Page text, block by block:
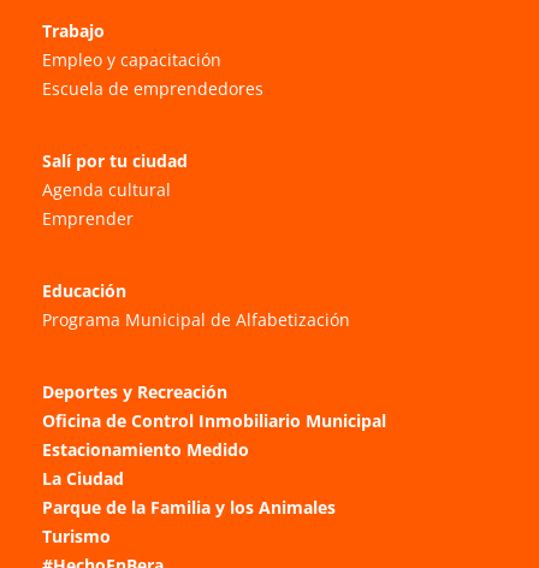
Trabajo
Empleo y capacitación
Escuela de emprendedores
Salí por tu ciudad
Agenda cultural
Emprender
Educación
Programa Municipal de Alfabetización
Deportes y Recreación
Oficina de Control Inmobiliario Municipal
Estacionamiento Medido
La Ciudad
Parque de la Familia y los Animales
Turismo